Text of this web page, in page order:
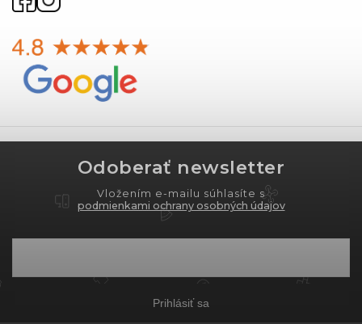
Odoberať newsletter
Vložením e-mailu súhlasíte s
podmienkami ochrany osobných údajov
Prihlásiť sa